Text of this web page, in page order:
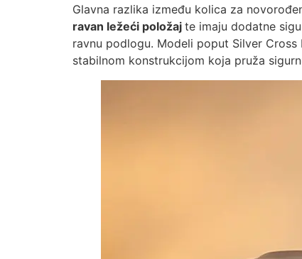
Glavna razlika između kolica za
ravan ležeći položaj te imaju dodatne
ravnu podlogu. Modeli poput Silver
stabilnom konstrukcijom koja pruža